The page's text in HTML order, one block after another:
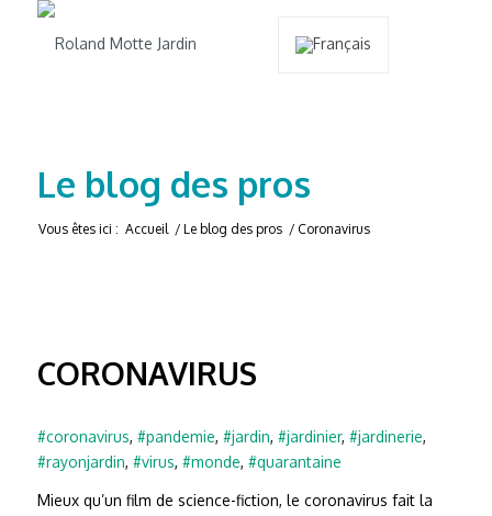
Le blog des pros
Vous êtes ici : Accueil / Le blog des pros / Coronavirus
CORONAVIRUS
#coronavirus, #pandemie, #jardin, #jardinier, #jardinerie,
#rayonjardin, #virus, #monde, #quarantaine
Mieux qu’un film de science-fiction, le coronavirus fait la